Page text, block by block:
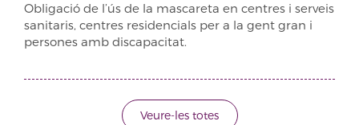
Obligació de l’ús de la mascareta en centres i serveis
sanitaris, centres residencials per a la gent gran i
persones amb discapacitat.
Veure-les totes